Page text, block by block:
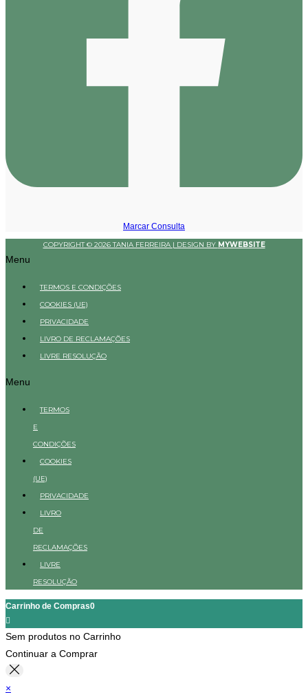
Marcar Consulta
COPYRIGHT © 2026 TANIA FERREIRA | DESIGN BY MYWEBSITE
Menu
TERMOS E CONDIÇÕES
COOKIES (UE)
PRIVACIDADE
LIVRO DE RECLAMAÇÕES
LIVRE RESOLUÇÃO
Menu
TERMOS
E
CONDIÇÕES
COOKIES
(UE)
PRIVACIDADE
LIVRO
DE
RECLAMAÇÕES
LIVRE
RESOLUÇÃO
Carrinho de Compras0
Sem produtos no Carrinho
Continuar a Comprar
×